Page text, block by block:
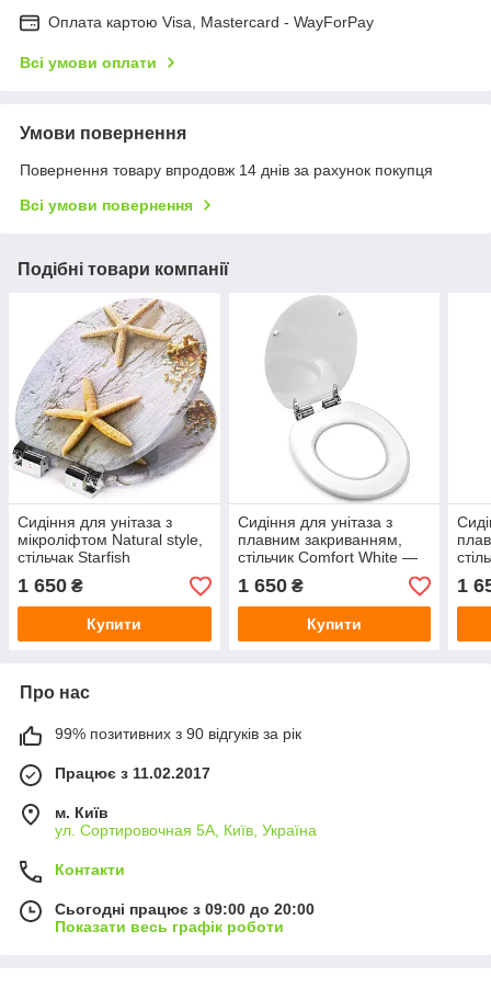
Оплата картою Visa, Mastercard - WayForPay
Всі умови оплати
Умови повернення
Повернення товару впродовж 14 днів за рахунок покупця
Всі умови повернення
Подібні товари компанії
Сидіння для унітаза з
мікроліфтом Natural style,
стільчак Starfish
1 650 ₴
Купити
Сидіння для унітаза з
плавним закриванням,
стільчик Comfort White —
колір білий.
1 650₴
Купити
1
Про нас
99% позитивних з 90 відгуків за рік
Працює з 11.02.2017
м. Київ
ул. Сортировочная 5А, Київ, Україна
Контакти
Сьогодні працює з 09:00 до 20:00
Показати весь графік роботи